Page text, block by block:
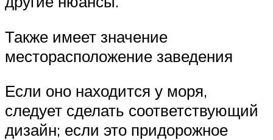
Также имеет значение
месторасположение заведения
Если оно находится у моря,
следует сделать соответствующий
дизайн; если это придорожное